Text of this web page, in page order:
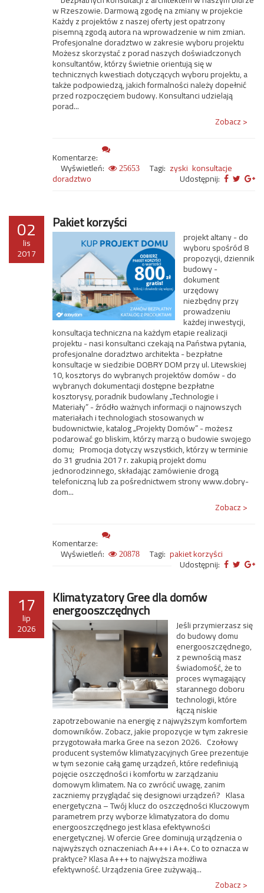
w Rzeszowie. Darmową zgodę na zmiany w projekcie
Każdy z projektów z naszej oferty jest opatrzony
pisemną zgodą autora na wprowadzenie w nim zmian.
Profesjonalne doradztwo w zakresie wyboru projektu
Możesz skorzystać z porad naszych doświadczonych
konsultantów, którzy świetnie orientują się w
technicznych kwestiach dotyczących wyboru projektu, a
także podpowiedzą, jakich formalności należy dopełnić
przed rozpoczęciem budowy. Konsultanci udzielają
porad...
Zobacz >
Komentarze:
Wyświetleń: 25653 Tagi: zyski konsultacje
doradztwo Udostępnij:
02
lis
2017
Pakiet korzyści
projekt altany - do
wyboru spośród 8
propozycji, dziennik
budowy -
dokument
urzędowy
niezbędny przy
prowadzeniu
każdej inwestycji,
konsultacja techniczna na każdym etapie realizacji
projektu - nasi konsultanci czekają na Państwa pytania,
profesjonalne doradztwo architekta - bezpłatne
konsultacje w siedzibie DOBRY DOM przy ul. Litewskiej
10, kosztorys do wybranych projektów domów - do
wybranych dokumentacji dostępne bezpłatne
kosztorysy, poradnik budowlany „Technologie i
Materiały” - źródło ważnych informacji o najnowszych
materiałach i technologiach stosowanych w
budownictwie, katalog „Projekty Domów” - możesz
podarować go bliskim, którzy marzą o budowie swojego
domu; Promocja dotyczy wszystkich, którzy w terminie
do 31 grudnia 2017 r. zakupią projekt domu
jednorodzinnego, składając zamówienie drogą
telefoniczną lub za pośrednictwem strony www.dobry-
dom...
Zobacz >
Komentarze:
Wyświetleń: 20878 Tagi: pakiet korzyści
Udostępnij:
17
lip
2026
Klimatyzatory Gree dla domów
energooszczędnych
Jeśli przymierzasz się
do budowy domu
energooszczędnego,
z pewnością masz
świadomość, że to
proces wymagający
starannego doboru
technologii, które
łączą niskie
zapotrzebowanie na energię z najwyższym komfortem
domowników. Zobacz, jakie propozycje w tym zakresie
przygotowała marka Gree na sezon 2026. Czołowy
producent systemów klimatyzacyjnych Gree prezentuje
w tym sezonie całą gamę urządzeń, które redefiniują
pojęcie oszczędności i komfortu w zarządzaniu
domowym klimatem. Na co zwrócić uwagę, zanim
zaczniemy przyglądać się designowi urządzeń? Klasa
energetyczna – Twój klucz do oszczędności Kluczowym
parametrem przy wyborze klimatyzatora do domu
energooszczędnego jest klasa efektywności
energetycznej. W ofercie Gree dominują urządzenia o
najwyższych oznaczeniach A+++ i A++. Co to oznacza w
praktyce? Klasa A+++ to najwyższa możliwa
efektywność. Urządzenia Gree zużywają...
Zobacz >